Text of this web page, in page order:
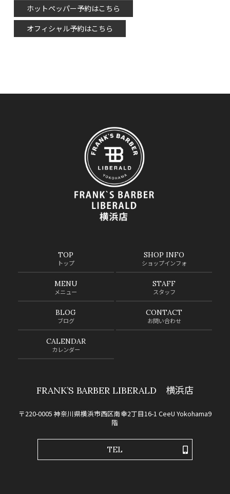
ホットペッパー予約はこちら
オフィシャル予約はこちら
TOP
トップ
SHOP INFO
ショップインフォ
MENU
メニュー
STAFF
スタッフ
BLOG
ブログ
CONTACT
お問い合わせ
CALENDAR
カレンダー
FRANK’S BARBER LIBERALD 横浜店
〒220-0005 神奈川県横浜市西区南幸2丁目16-1 CeeU Yokohama9
階
TEL